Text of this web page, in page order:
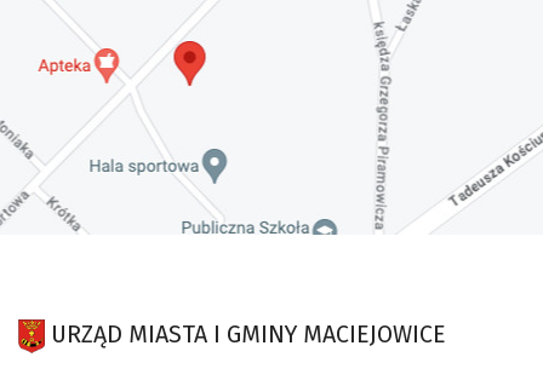
URZĄD MIASTA I GMINY MACIEJOWICE